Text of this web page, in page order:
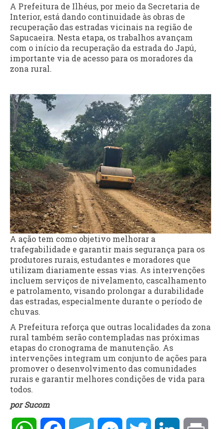
A Prefeitura de Ilhéus, por meio da Secretaria de
Interior, está dando continuidade às obras de
recuperação das estradas vicinais na região de
Sapucaeira. Nesta etapa, os trabalhos avançam
com o início da recuperação da estrada do Japú,
importante via de acesso para os moradores da
zona rural.
A ação tem como objetivo melhorar a
trafegabilidade e garantir mais segurança para os
produtores rurais, estudantes e moradores que
utilizam diariamente essas vias. As intervenções
incluem serviços de nivelamento, cascalhamento
e patrolamento, visando prolongar a durabilidade
das estradas, especialmente durante o período de
chuvas.
A Prefeitura reforça que outras localidades da zona
rural também serão contempladas nas próximas
etapas do cronograma de manutenção. As
intervenções integram um conjunto de ações para
promover o desenvolvimento das comunidades
rurais e garantir melhores condições de vida para
todos.
por Sucom